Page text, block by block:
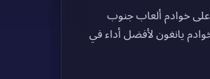
على خوادم ألعاب جنوب
يانغون لأفضل أداء في